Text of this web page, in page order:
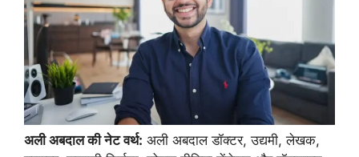
अली अबदाल की नेट वर्थ: अली अबदाल डॉक्टर, उद्यमी, लेखक,